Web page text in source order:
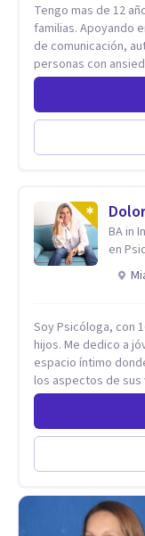
Tengo mas de 12
familias. Apoyando
de comunicación,
personas con
conducta y
Estableciendo
vida de cada uno
BA in
Soy Psicóloga, con
hijos. Me dedico a jóvenes adultos y parejas , brindándoles un
espacio íntimo
los aspectos de sus vidas. Conozco primero a
el caso de niños u adolescentes,
con sus hijos,
universitario y
paralelamente a
seguridad. Hago terapia de pareja y adultos con método